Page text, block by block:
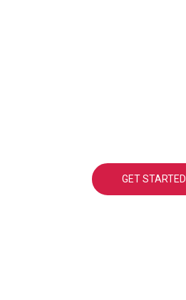
GET STARTED